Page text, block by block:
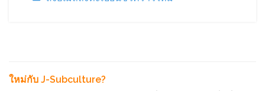
ใหม่กับ J-Subculture?